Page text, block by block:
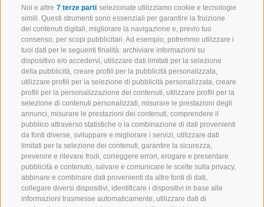
Noi e altre 7 terze parti selezionate utilizziamo cookie e tecnologie
simili. Questi strumenti sono essenziali per garantire la fruizione
dei contenuti digitali, migliorare la navigazione e, previo tuo
consenso, per scopi pubblicitari. Ad esempio, potremmo utilizzare i
tuoi dati per le seguenti finalità: archiviare informazioni su
dispositivo e/o accedervi, utilizzare dati limitati per la selezione
della pubblicità, creare profili per la pubblicità personalizzata,
utilizzare profili per la selezione di pubblicità personalizzata, creare
profili per la personalizzazione dei contenuti, utilizzare profili per la
selezione di contenuti personalizzati, misurare le prestazioni degli
annunci, misurare le prestazioni dei contenuti, comprendere il
pubblico attraverso statistiche o la combinazione di dati provenienti
da fonti diverse, sviluppare e migliorare i servizi, utilizzare dati
limitati per la selezione dei contenuti, garantire la sicurezza,
prevenire e rilevare frodi, correggere errori, erogare e presentare
pubblicità e contenuto, salvare e comunicare le scelte sulla privacy,
abbinare e combinare dati provenienti da altre fonti di dati,
collegare diversi dispositivi, identificare i dispositivi in base alle
informazioni trasmesse automaticamente, utilizzare dati di
Le mele dell' Alto
Adige
Assortimento
Ricette
Scopri l'alto
adige
Ispirazione